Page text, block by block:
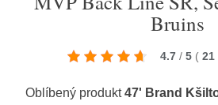
Bruins
4.7 / 5 ( 21
Oblíbený produkt47' Brand